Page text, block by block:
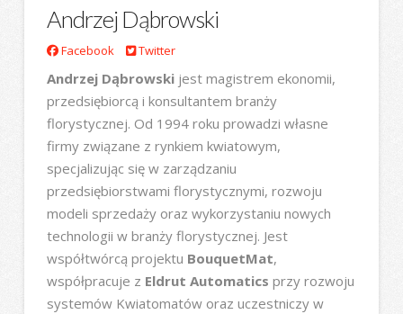
Andrzej Dąbrowski
Facebook Twitter
Andrzej Dąbrowskijest magistrem ekonomii,
przedsiębiorcą i konsultantem branży
florystycznej. Od 1994 roku prowadzi własne
firmy związane z rynkiem kwiatowym,
specjalizując się w zarządzaniu
przedsiębiorstwami florystycznymi, rozwoju
modeli sprzedaży oraz wykorzystaniu nowych
technologii w branży florystycznej. Jest
współtwórcą projektu BouquetMat,
współpracuje z Eldrut Automatics przy rozwoju
systemów Kwiatomatów oraz uczestniczy w